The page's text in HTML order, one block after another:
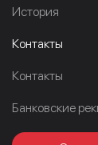
История
Контакты
Контакты
Банковские